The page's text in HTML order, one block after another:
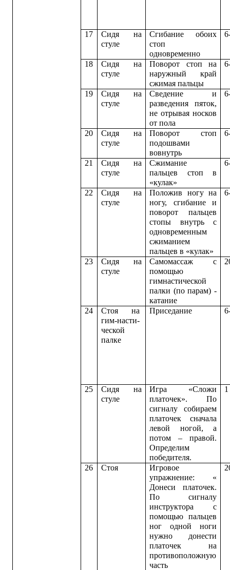
17
Сидя на
стуле
Сгибание обоих
стоп
одновременно
18
Сидя на
стуле
Поворот стоп на
наружный край
сжимая пальцы
19
Сидя на
стуле
Сведение и
разведения пяток,
не отрывая носков
от пола
20
Сидя на
стуле
Поворот стоп
подошвами
вовнутрь
21
Сидя на
стуле
Сжимание
пальцев стоп в
«кулак»
22
Сидя на
стуле
Положив ногу на
ногу, сгибание и
поворот пальцев
стопы внутрь с
одновременным
сжиманием
пальцев в «кулак»
23
Сидя на
стуле
Самомассаж с
помощью
гимнастической
палки (по парам) -
катание
24
Стоя на
гим-насти-
ческой
палке
Приседание
25
Сидя на
стуле
Игра «Сложи
платочек». По
сигналу собираем
платочек сначала
левой ногой, а
потом – правой.
Определим
победителя.
26 Стоя
Игровое
упражнение: «
Донеси платочек.
По сигналу
инструктора с
помощью пальцев
ног одной ноги
нужно донести
платочек на
противоположную
часть